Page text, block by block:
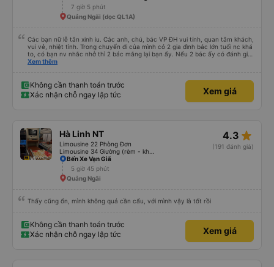
7 giờ 5 phút
Quảng Ngãi (dọc QL1A)
Các bạn nữ lễ tân xinh iu. Các anh, chú, bác VP ĐH vui tính, quan tâm khách,
vui vẻ, nhiệt tình. Trong chuyến đi của mình có 2 gia đình bác lớn tuổi nc khá
to, có bạn nv nhắc nhở thì 2 bác mắng lại bạn ấy. Nếu 2 bác ấy có đánh giá
xấu thì mình ngược lại nha. Bạn ấy nhắc nhở rất đúng. 2 bác nói rất to. To
bạn ấy nha. Nếu bạn ấy bị trừ thì bảo bạn ấy liên hệ sđt của mình, mình hỗ
trợ ạ. Số mình đuôi 666, chuyến ĐH-NT ngày 16/1. À các bạn nữ lễ tân xinh
iu còn đổi cho mình phòng đơn sang đôi xong còn note là (một mình) yêu
Xem thêm
Không cần thanh toán trước
Xác nhận chỗ ngay lập tức
Xem giá
Hà Linh NT
Limousine 22 Phòng Đơn
4.3 star_rate
(191 đánh giá)
Bến Xe Vạn Giã
5 giờ 45 phút
Quảng Ngãi
Thấy cũng ổn, mình không quá cần cẩu, với mình vậy là tốt rồi
Không cần thanh toán trước
Xác nhận chỗ ngay lập tức
Xem giá